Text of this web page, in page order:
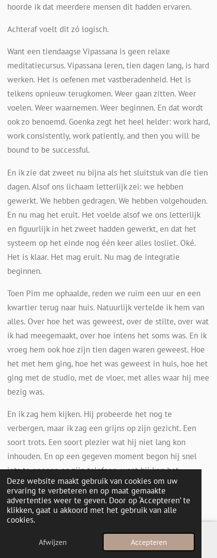
Deze website maakt gebruik van cookies om uw
ervaring te verbeteren en op maat gemaakte
advertenties weer te geven. Door op ‘Accepteren’ te
klikken, gaat u akkoord met het gebruik van alle
cookies.
Afwijzen Accepteren
hoorde ik dat meerdere mensen dit hadden ervaren.
Achteraf voelt dit zó logisch.
Want een tiendaagse Vipassana is geen relaxe
meditatiecursus. Vipassana leren, tien dagen lang, is hard
werken. Het is oefenen met vastberadenheid. Het is
telkens opnieuw terugkomen. Weer gaan zitten. Weer
voelen. Weer waarnemen. Weer beginnen. En dat wordt
ook zo benoemd. Goenka zegt het heel helder: work hard,
work consistently, work patiently, and then you will be
bound to be successful.
En ik zie dat zweet nu bijna als het sluitstuk van die tien
dagen. Alsof ons lichaam letterlijk zei: we hebben
gewerkt. We hebben gedragen. We hebben volgehouden.
En nu mag het eruit. Het voelde alsof we ons letterlijk
en figuurlijk in het zweet hadden gewerkt, en dat het
systeem op het einde nog één keer alles losliet. Oké.
Het is klaar. Het mag eruit. Nu mag de integratie
beginnen.
Toen Pim me ophaalde, reden we ruim een uur en een
kwartier terug naar huis. Natuurlijk vertelde ik hem van
alles. Over hoe het was geweest, over de stilte, over wat
ik had meegemaakt, over hoe intens het soms was. En ik
vroeg hem ook hoe zijn tien dagen waren geweest. Hoe
het met hem ging, hoe het was geweest in huis, hoe het
ging met de studio, met de vloer, met alles waar hij mee
bezig was.
En ik zag hem kijken. Hij probeerde het nog te
verbergen, maar ik zag een grijns op zijn gezicht. Een
soort trots. Een soort plezier wat hij niet lang kon
inhouden. En op een gegeven moment begon hij snel
iets te openen op zijn telefoon, want hij kon het
natuurlijk niet bewaren. Hij liet me in de auto een
filmpje zien van wat hij allemaal had gedaan in de
studio.
En ik weet nog dat ik daar zat, in die auto, nog helemaal
in de stilte van mijn systeem, en dat filmpje zag… en dat
E-mailadres WhatsApp